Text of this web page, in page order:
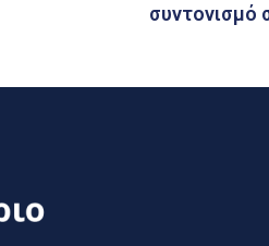
συντονισμό